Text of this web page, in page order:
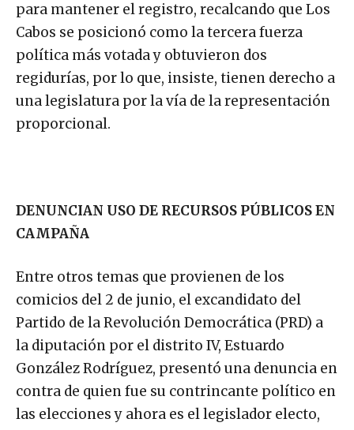
para mantener el registro, recalcando que Los
Cabos se posicionó como la tercera fuerza
política más votada y obtuvieron dos
regidurías, por lo que, insiste, tienen derecho a
una legislatura por la vía de la representación
proporcional.
DENUNCIAN USO DE RECURSOS PÚBLICOS EN
CAMPAÑA
Entre otros temas que provienen de los
comicios del 2 de junio, el excandidato del
Partido de la Revolución Democrática (PRD) a
la diputación por el distrito IV, Estuardo
González Rodríguez, presentó una denuncia en
contra de quien fue su contrincante político en
las elecciones y ahora es el legislador electo,